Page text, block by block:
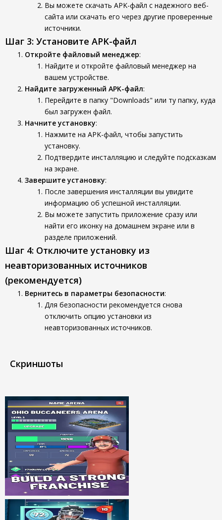
Вы можете скачать APK-файл с надежного веб-
сайта или скачать его через другие проверенные
источники.
Шаг 3: Установите APK-файл
Откройте файловый менеджер:
Найдите и откройте файловый менеджер на
вашем устройстве.
Найдите загруженный APK-файл:
Перейдите в папку "Downloads" или ту папку, куда
был загружен файл.
Начните установку:
Нажмите на APK-файл, чтобы запустить
установку.
Подтвердите инсталляцию и следуйте подсказкам
на экране.
Завершите установку:
После завершения инсталляции вы увидите
информацию об успешной инсталляции.
Вы можете запустить приложение сразу или
найти его иконку на домашнем экране или в
разделе приложений.
Шаг 4: Отключите установку из
неавторизованных источников
(рекомендуется)
Вернитесь в параметры безопасности:
Для безопасности рекомендуется снова
отключить опцию установки из
неавторизованных источников.
Скриншоты